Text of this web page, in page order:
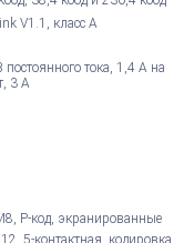
V1.1, класс A
постоянного тока, 1,4 А на
3 А
P-код, экранированные
5-контактная, кодировка